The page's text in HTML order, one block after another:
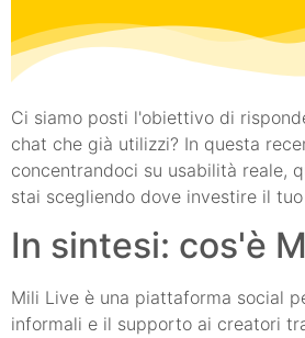
Ci siamo posti l'obiettivo di
chat che già utilizzi? In questa
concentrandoci su usabilità reale,
stai scegliendo dove investire il
In sintesi: cos'è
Mili Live è una piattaforma social
informali e il supporto ai creatori